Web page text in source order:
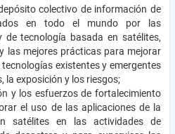
colectivo de información de
en todo el mundo por las
de tecnología basada en satélites,
las mejores prácticas para mejorar
tecnologías existentes y emergentes
la exposición y los riesgos;
y los esfuerzos de fortalecimiento
el uso de las aplicaciones de la
satélites en las actividades de